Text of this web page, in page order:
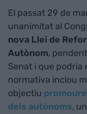
El passat 29 de
unanimitat al
nova Llei de
Autònom,
Senat i que podria
normativa inclou
objectiu
dels autònoms,